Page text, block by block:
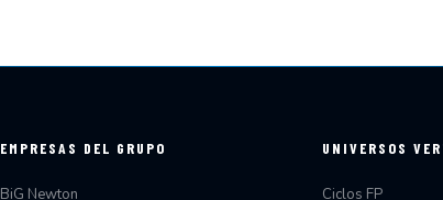
EMPRESAS DEL GRUPO
BiG Newton
UNIVERSOS
Ciclos FP